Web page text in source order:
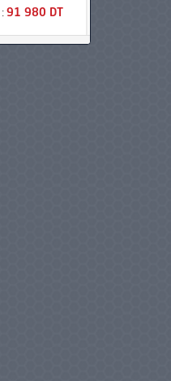
:91 980 DT